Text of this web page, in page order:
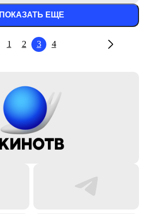
ПОКАЗАТЬ ЕЩЕ
1 2 3 4